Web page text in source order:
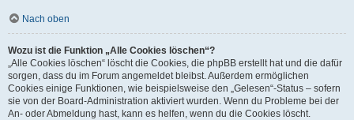
Nach oben
Wozu ist die Funktion „Alle Cookies löschen“?
„Alle Cookies löschen“ löscht die Cookies, die phpBB erstellt hat und die dafür
sorgen, dass du im Forum angemeldet bleibst. Außerdem ermöglichen
Cookies einige Funktionen, wie beispielsweise den „Gelesen“-Status – sofern
sie von der Board-Administration aktiviert wurden. Wenn du Probleme bei der
An- oder Abmeldung hast, kann es helfen, wenn du die Cookies löscht.